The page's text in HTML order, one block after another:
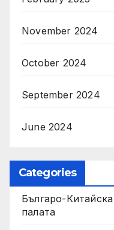
November 2024
October 2024
September 2024
June 2024
Categories
Българо-
палaта